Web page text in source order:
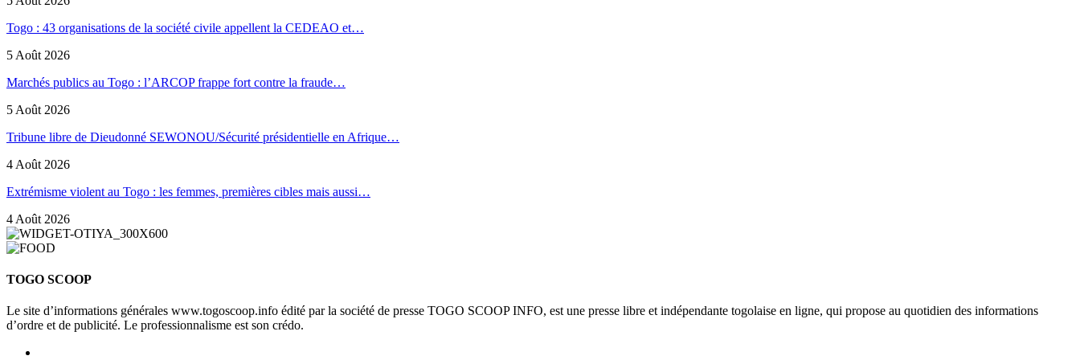
Togo : 43 organisations de la société civile appellent la CEDEAO et…
5 Août 2026
Marchés publics au Togo : l’ARCOP frappe fort contre la fraude…
5 Août 2026
Tribune libre de Dieudonné SEWONOU/Sécurité présidentielle en Afrique…
4 Août 2026
Extrémisme violent au Togo : les femmes, premières cibles mais aussi…
4 Août 2026
TOGO SCOOP
Le site d’informations générales www.togoscoop.info édité par la société de presse TOGO SCOOP INFO, est une presse libre et indépendante togolaise en ligne, qui propose au quotidien des informations
d’ordre et de publicité. Le professionnalisme est son crédo.